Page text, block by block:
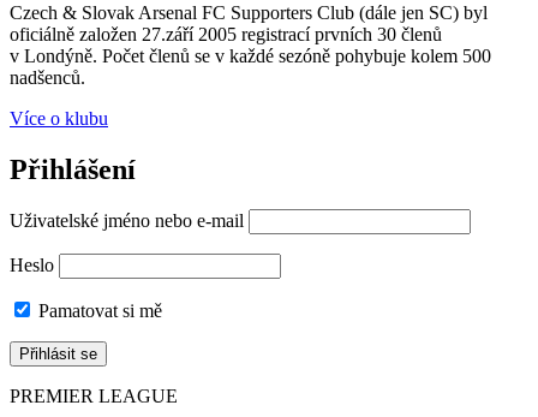
Czech & Slovak Arsenal FC Supporters Club (dále jen SC) byl
oficiálně založen 27.září 2005 registrací prvních 30 členů
v Londýně. Počet členů se v každé sezóně pohybuje kolem 500
nadšenců.
Více o klubu
Přihlášení
Uživatelské jméno nebo e-mail
Heslo
Pamatovat si mě
PREMIER LEAGUE